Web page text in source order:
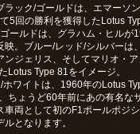
ラック/ゴールドは、エマーソ
5回の勝利を獲得したLotus
ールドは、グラハム・ヒルが
映。ブルー/レッド/シルバーは
ンジェリス、そしてマリオ・
Lotus Type 81をイメージ。
ホワイトは、1960年のLotus
ちょうど60年前にあの有名な
車両として初のF1ポールポジ
となります。